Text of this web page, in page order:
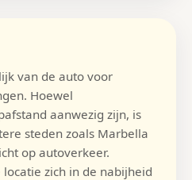
van de auto voor
Hoewel
aanwezig zijn, is
steden zoals Marbella
op autoverkeer.
zich in de nabijheid